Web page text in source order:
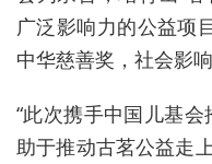
广泛影响力的公益项
中华慈善奖，社会影响
“此次携手中国儿基会
助于推动古茗公益走